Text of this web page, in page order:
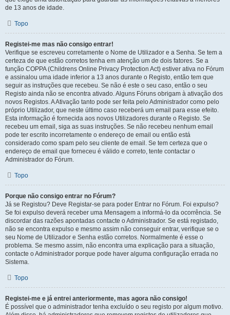
de 13 anos de idade.
Topo
Registei-me mas não consigo entrar!
Verifique se escreveu corretamente o Nome de Utilizador e a Senha. Se tem a
certeza de que estão corretos tenha em atenção um de dois fatores. Se a
função COPPA (Childrens Online Privacy Protection Act) estiver ativa no Fórum
e assinalou uma idade inferior a 13 anos durante o Registo, então tem que
seguir as instruções que recebeu. Se não é este o seu caso, então o seu
Registo ainda não se encontra ativado. Alguns Fóruns obrigam à ativação dos
novos Registos. A Ativação tanto pode ser feita pelo Administrador como pelo
próprio Utilizador, que neste último caso receberá um email para esse efeito.
Esta informação é fornecida aos novos Utilizadores durante o Registo. Se
recebeu um email, siga as suas instruções. Se não recebeu nenhum email
pode ter escrito incorretamente o endereço de email ou então está
considerado como spam pelo seu cliente de email. Se tem certeza que o
endereço de email que forneceu é válido e correto, tente contactar o
Administrador do Fórum.
Topo
Porque não consigo entrar no Fórum?
Já se Registou? Deve Registar-se para poder Entrar no Fórum. Foi expulso?
Se foi expulso deverá receber uma Mensagem a informá-lo da ocorrência. Se
discordar das razões apontadas contacte o Administrador. Se está registado,
não se encontra expulso e mesmo assim não conseguir entrar, verifique se o
seu Nome de Utilizador e Senha estão corretos. Normalmente é esse o
problema. Se mesmo assim, não encontra uma explicação para a situação,
contacte o Administrador porque pode haver alguma configuração errada no
Sistema.
Topo
Registei-me e já entrei anteriormente, mas agora não consigo!
É possível que o administrador tenha excluído o seu registo por algum motivo.